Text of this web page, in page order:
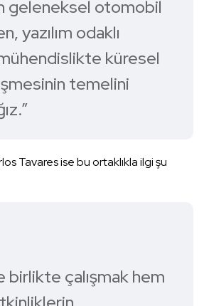
geleneksel otomobil
yazılım odaklı
küresel
temelini
Tavares ise bu ortaklıkla ilgi şu
birlikte çalışmak hem